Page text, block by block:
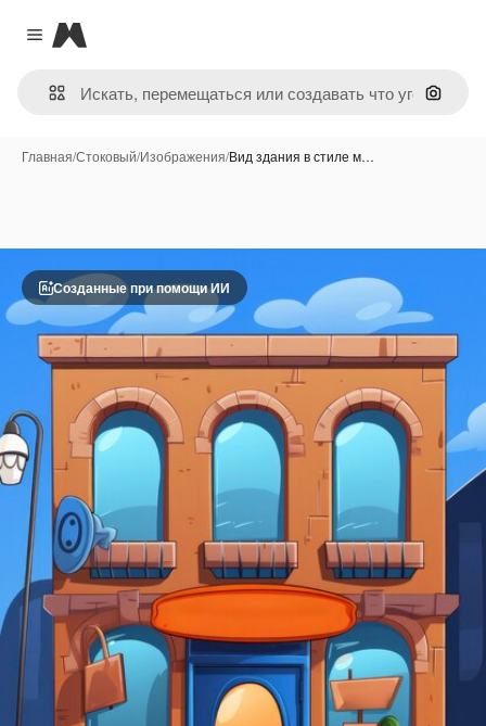
Close menu
Magnific
Поиск
Главная/Стоковый/Изображения/Вид здания в стиле м…
Созданные при помощи ИИ